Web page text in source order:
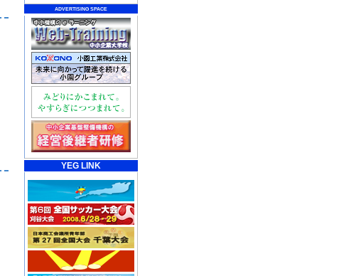
ADVERTISING SPACE
YEG LINK